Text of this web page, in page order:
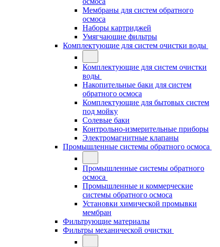
Мембраны для систем обратного
осмоса
Наборы картриджей
Умягчающие фильтры
Комплектующие для систем очистки воды
Комплектующие для систем очистки
воды
Накопительные баки для систем
обратного осмоса
Комплектующие для бытовых систем
под мойку
Солевые баки
Контрольно-измерительные приборы
Электромагнитные клапаны
Промышленные системы обратного осмоса
Промышленные системы обратного
осмоса
Промышленные и коммерческие
системы обратного осмоса
Установки химической промывки
мембран
Фильтрующие материалы
Фильтры механической очистки